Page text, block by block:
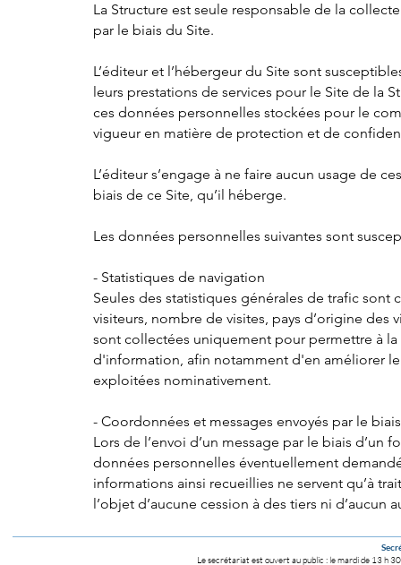
La Structure est seule responsable de la
par le biais du Site.
L’éditeur et l’hébergeur du Site sont
leurs prestations de services pour le Site de la
ces données personnelles stockées pour le
vigueur en matière de protection et de
L’éditeur s’engage à ne faire aucun usage de
biais de ce Site, qu’il héberge.
Les données personnelles suivantes sont
- Statistiques de navigation
Seules des statistiques générales de trafic
visiteurs, nombre de visites, pays d’origine des
sont collectées uniquement pour permettre à la
d'information, afin notamment d'en améliorer
exploitées nominativement.
- Coordonnées et messages envoyés par le
Lors de l’envoi d’un message par le biais
données personnelles éventuellement
informations ainsi recueillies ne servent qu’à
l’objet d’aucune cession à des tiers ni
Le secrétariat est ouvert au public : le mardi de 13 h